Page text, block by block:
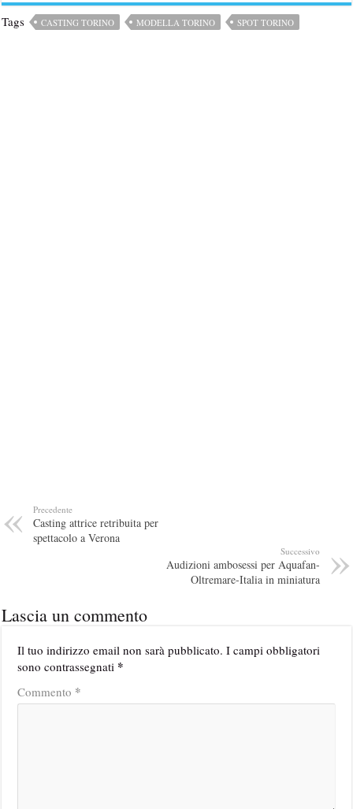
Tags CASTING TORINO MODELLA TORINO SPOT TORINO
Precedente
Casting attrice retribuita per
spettacolo a Verona
Successivo
Audizioni ambosessi per Aquafan-
Oltremare-Italia in miniatura
Lascia un commento
Il tuo indirizzo email non sarà pubblicato. I campi obbligatori
sono contrassegnati *
Commento *